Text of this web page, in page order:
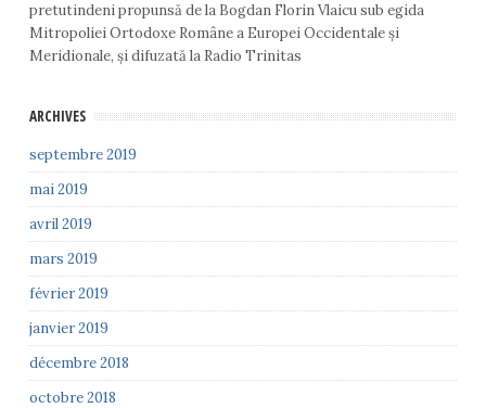
pretutindeni propunsă de la Bogdan Florin Vlaicu sub egida
Mitropoliei Ortodoxe Române a Europei Occidentale și
Meridionale, și difuzată la Radio Trinitas
ARCHIVES
septembre 2019
mai 2019
avril 2019
mars 2019
février 2019
janvier 2019
décembre 2018
octobre 2018